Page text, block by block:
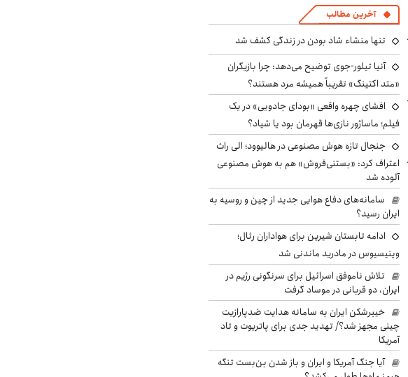
آخرین مطالب
تنها منشاء شاد بودن در زندگی کشف شد
آنیا تیلور-جوی توضیح می‌دهد: چرا بازیگران
«متد اکتینگ» تقریباً همیشه مرد هستند؟
افشای چهره واقعی «بودای جادویی» در یک
فیلم؛ ماساژور نازی‌ها قهرمان بود یا شیاد؟
جنجال تازه هوش مصنوعی در هالیوود؛ الی راث
اعتراف کرد: «بستنی‌فروش» هم به هوش مصنوعی
آلوده شد
سامانه‌های دفاع هوایی جدید از چین و روسیه به
ایران رسید؟
ادامه تابستان شیرین برای هواداران رئال؛
وینیسیوس در مادرید ماندنی شد
تلاش ناموفق اسرائیل برای سرنگونی رژیم در
ایران، دو قربانی در موساد گرفت
خیبرشکن ایران به سامانه هدایت ضدپارازیت
چینی مجهز شد؟/ تهدید جدی برای پاتریوت و تاد
آمریکا
آیا جنگ آمریکا و ایران و باز شدن بن‌بست تنگه